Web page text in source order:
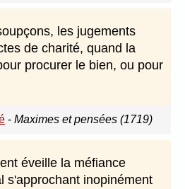
les jugements
de charité, quand la
procurer le bien, ou pour
- Maximes et pensées (1719)
éveille la méfiance
s'approchant inopinément